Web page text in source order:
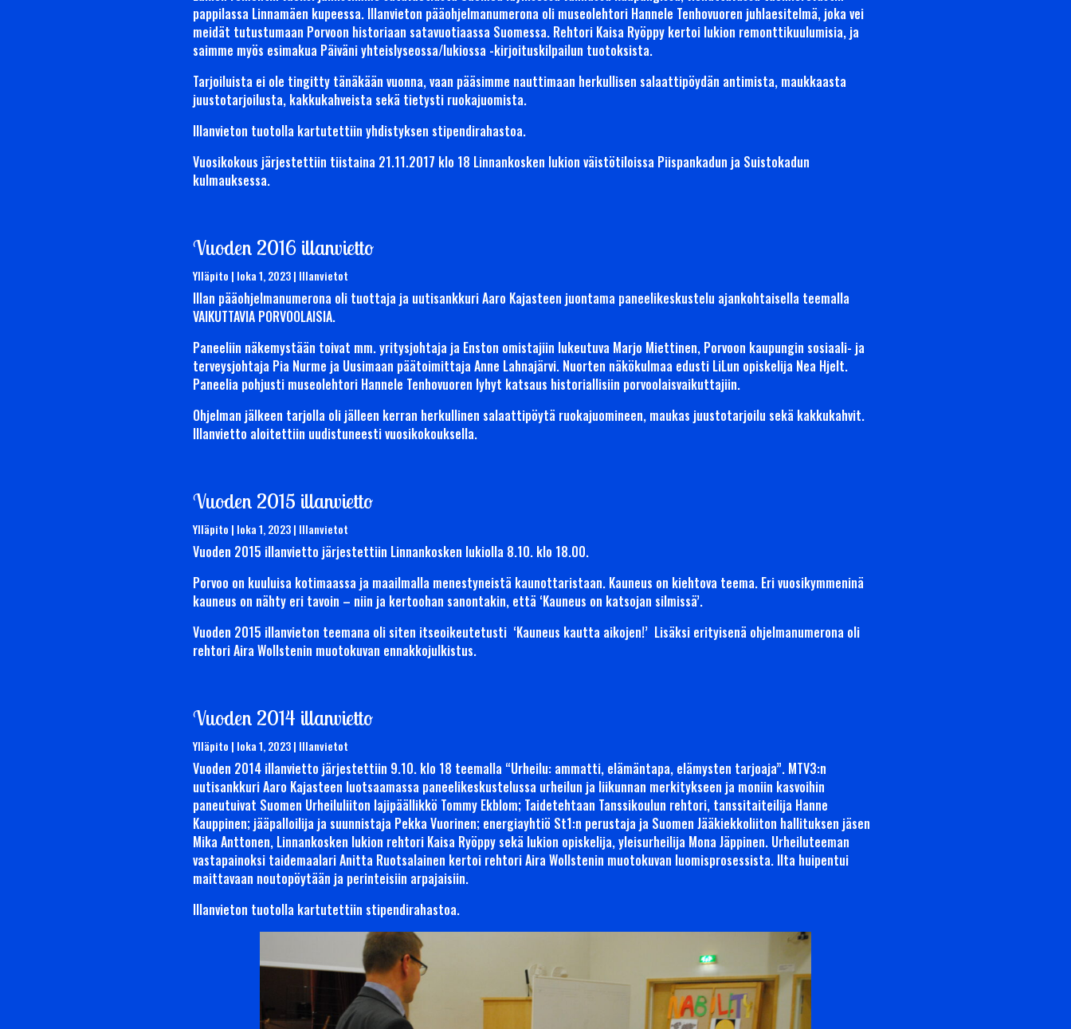
pappilassa Linnamäen kupeessa. Illanvieton pääohjelmanumerona oli museolehtori Hannele Tenhovuoren juhlaesitelmä, joka vei
meidät tutustumaan Porvoon historiaan satavuotiaassa Suomessa. Rehtori Kaisa Ryöppy kertoi lukion remonttikuulumisia, ja
saimme myös esimakua Päiväni yhteislyseossa/lukiossa -kirjoituskilpailun tuotoksista.
Tarjoiluista ei ole tingitty tänäkään vuonna, vaan pääsimme nauttimaan herkullisen salaattipöydän antimista, maukkaasta
juustotarjoilusta, kakkukahveista sekä tietysti ruokajuomista.
Illanvieton tuotolla kartutettiin yhdistyksen stipendirahastoa.
Vuosikokous järjestettiin tiistaina 21.11.2017 klo 18 Linnankosken lukion väistötiloissa Piispankadun ja Suistokadun
kulmauksessa.
Vuoden 2016 illanvietto
Ylläpito | loka 1, 2023| Illanvietot
Illan pääohjelmanumerona oli tuottaja ja uutisankkuri Aaro Kajasteen juontama paneelikeskustelu ajankohtaisella teemalla
VAIKUTTAVIA PORVOOLAISIA.
Paneeliin näkemystään toivat mm. yritysjohtaja ja Enston omistajiin lukeutuva Marjo Miettinen, Porvoon kaupungin sosiaali- ja
terveysjohtaja Pia Nurme ja Uusimaan päätoimittaja Anne Lahnajärvi. Nuorten näkökulmaa edusti LiLun opiskelija Nea Hjelt.
Paneelia pohjusti museolehtori Hannele Tenhovuoren lyhyt katsaus historiallisiin porvoolaisvaikuttajiin.
Ohjelman jälkeen tarjolla oli jälleen kerran herkullinen salaattipöytä ruokajuomineen, maukas juustotarjoilu sekä kakkukahvit.
Illanvietto aloitettiin uudistuneesti vuosikokouksella.
Vuoden 2015 illanvietto
Ylläpito | loka 1, 2023| Illanvietot
Vuoden 2015 illanvietto järjestettiin Linnankosken lukiolla 8.10. klo 18.00.
Porvoo on kuuluisa kotimaassa ja maailmalla menestyneistä kaunottaristaan. Kauneus on kiehtova teema. Eri vuosikymmeninä
kauneus on nähty eri tavoin – niin ja kertoohan sanontakin, että ‘Kauneus on katsojan silmissä’.
Vuoden 2015 illanvieton teemana oli siten itseoikeutetusti ‘Kauneus kautta aikojen!’ Lisäksi erityisenä ohjelmanumerona oli
rehtori Aira Wollstenin muotokuvan ennakkojulkistus.
Vuoden 2014 illanvietto
Ylläpito | loka 1, 2023| Illanvietot
Vuoden 2014 illanvietto järjestettiin 9.10. klo 18 teemalla “Urheilu: ammatti, elämäntapa, elämysten tarjoaja”. MTV3:n
uutisankkuri Aaro Kajasteen luotsaamassa paneelikeskustelussa urheilun ja liikunnan merkitykseen ja moniin kasvoihin
paneutuivat Suomen Urheiluliiton lajipäällikkö Tommy Ekblom; Taidetehtaan Tanssikoulun rehtori, tanssitaiteilija Hanne
Kauppinen; jääpalloilija ja suunnistaja Pekka Vuorinen; energiayhtiö St1:n perustaja ja Suomen Jääkiekkoliiton hallituksen jäsen
Mika Anttonen, Linnankosken lukion rehtori Kaisa Ryöppy sekä lukion opiskelija, yleisurheilija Mona Jäppinen. Urheiluteeman
vastapainoksi taidemaalari Anitta Ruotsalainen kertoi rehtori Aira Wollstenin muotokuvan luomisprosessista. Ilta huipentui
maittavaan noutopöytään ja perinteisiin arpajaisiin.
Illanvieton tuotolla kartutettiin stipendirahastoa.